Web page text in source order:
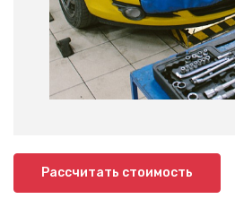
Рассчитать стоимость